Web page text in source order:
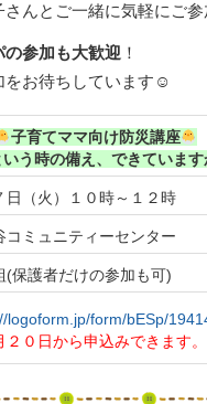
んとご一緒に気軽にご
の参加も大歓迎 ！
をお待ちしています☺
子育てママ向け防災講座
いう時の備え、できています
日（火）１０時～１２時
コミュニティーセンター
(保護者だけの参加も可)
logoform.jp/form/bESp/
０日から申込みできます。